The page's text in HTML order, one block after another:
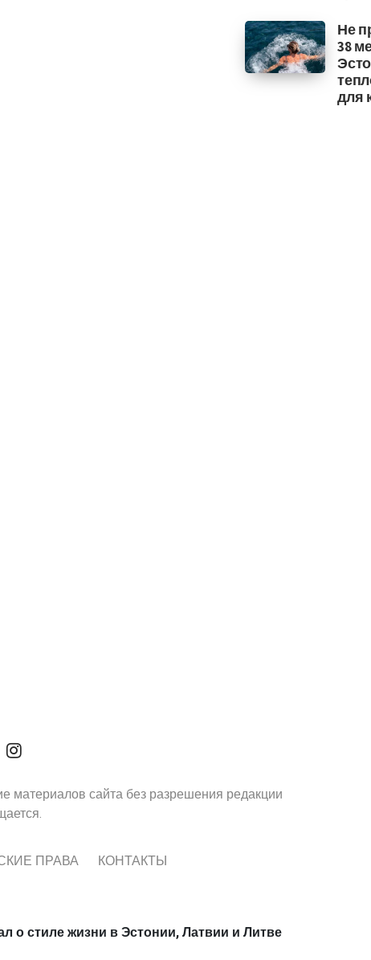
Не
38
для
материалов сайта без разрешения редакции
ПРАВА КОНТАКТЫ
о стиле жизни в Эстонии, Латвии и Литве